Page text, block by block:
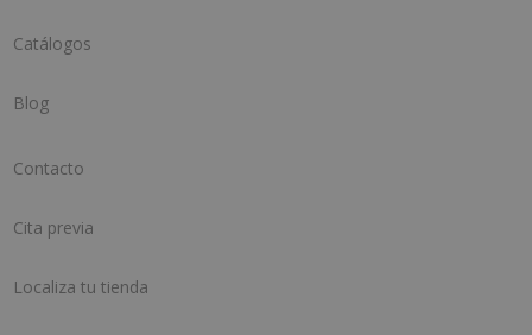
Catálogos
Blog
Contacto
Cita previa
Localiza tu tienda